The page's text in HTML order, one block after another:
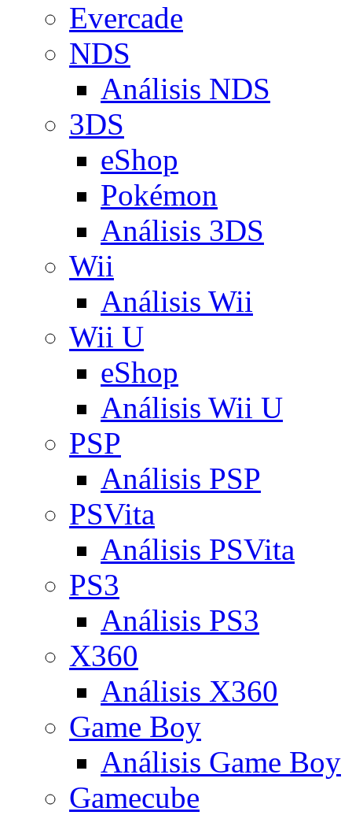
Evercade
NDS
Análisis NDS
3DS
eShop
Pokémon
Análisis 3DS
Wii
Análisis Wii
Wii U
eShop
Análisis Wii U
PSP
Análisis PSP
PSVita
Análisis PSVita
PS3
Análisis PS3
X360
Análisis X360
Game Boy
Análisis Game Boy
Gamecube